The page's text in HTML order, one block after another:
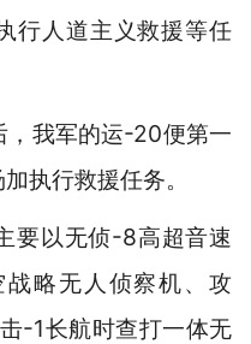
行人道主义救援等任
，我军的运-20便第一
执行救援任务。
要以无侦-8高超音速
略无人侦察机、攻
-1长航时查打一体无